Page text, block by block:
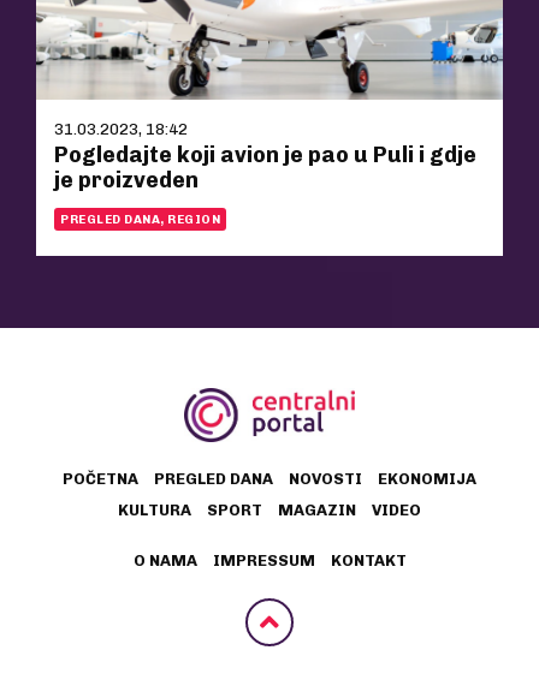
31.03.2023, 18:42
Pogledajte koji avion je pao u Puli i gdje
je proizveden
PREGLED DANA, REGION
POČETNA PREGLED DANA NOVOSTI
EKONOMIJA
KULTURA
SPORT MAGAZIN VIDEO
O NAMA IMPRESSUM KONTAKT